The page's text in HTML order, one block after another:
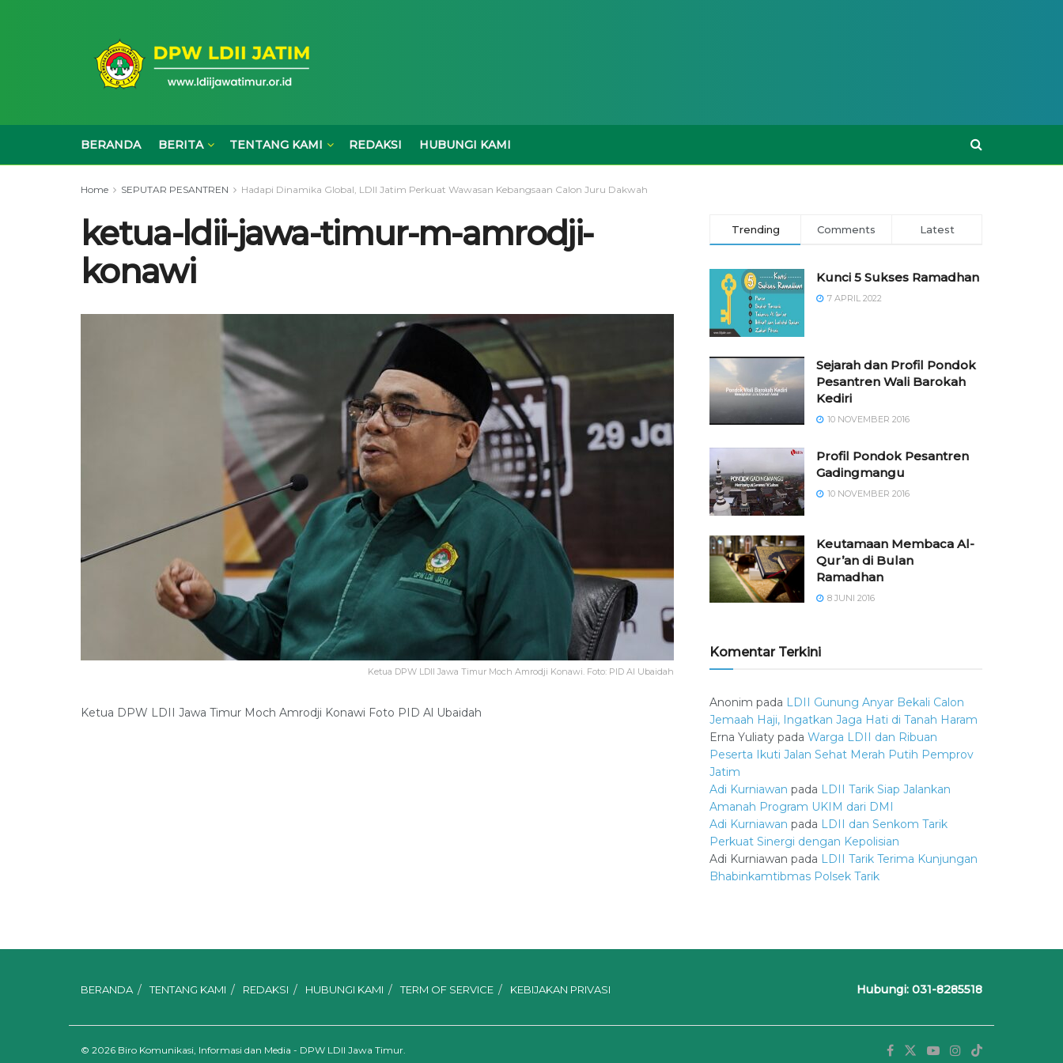
BERANDA BERITA TENTANG KAMI REDAKSI HUBUNGI KAMI
Home SEPUTAR PESANTREN Hadapi Dinamika Global, LDII Jatim Perkuat Wawasan Kebangsaan Calon Juru Dakwah
ketua-ldii-jawa-timur-m-amrodji-
konawi
Ketua DPW LDII Jawa Timur Moch Amrodji Konawi. Foto: PID Al Ubaidah
Ketua DPW LDII Jawa Timur Moch Amrodji Konawi Foto PID Al Ubaidah
Trending Comments Latest
Kunci 5 Sukses Ramadhan
7 APRIL 2022
Sejarah dan Profil Pondok
Pesantren Wali Barokah
Kediri
10 NOVEMBER 2016
⁠⁠⁠Profil Pondok Pesantren
Gadingmangu
10 NOVEMBER 2016
Keutamaan Membaca Al-
Qur’an di Bulan
Ramadhan
8 JUNI 2016
Komentar Terkini
Anonim pada LDII Gunung Anyar Bekali Calon
Jemaah Haji, Ingatkan Jaga Hati di Tanah Haram
Erna Yuliaty pada Warga LDII dan Ribuan
Peserta Ikuti Jalan Sehat Merah Putih Pemprov
Jatim
Adi Kurniawan pada LDII Tarik Siap Jalankan
Amanah Program UKIM dari DMI
Adi Kurniawan pada LDII dan Senkom Tarik
Perkuat Sinergi dengan Kepolisian
Adi Kurniawan pada LDII Tarik Terima Kunjungan
Bhabinkamtibmas Polsek Tarik
BERANDA TENTANG KAMI REDAKSI HUBUNGI KAMI TERM OF SERVICE KEBIJAKAN PRIVASI Hubungi: 031-8285518
© 2026 Biro Komunikasi, Informasi dan Media - DPW LDII Jawa Timur.